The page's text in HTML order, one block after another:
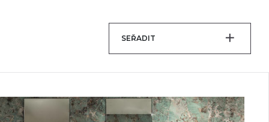
SEŘADIT
Nejvyšší skladovosti
Od nejlevnějšího
Od nejdražšího